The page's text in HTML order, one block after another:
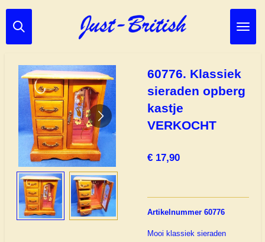
Ga
direct
hoofdinhoud
60776. Klassiek
sieraden opberg
kastje
VERKOCHT
€ 17,90
Artikelnummer 60776
Mooi klassiek sieraden